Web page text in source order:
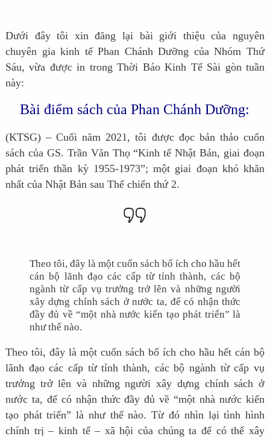
Dưới đây tôi xin đăng lại bài giới thiệu của nguyên
chuyên gia kinh tế Phan Chánh Dưỡng của Nhóm Thứ
Sáu, vừa được in trong Thời Báo Kinh Tế Sài gòn tuần
này:
Bài điểm sách của Phan Chánh Dưỡng:
(KTSG) – Cuối năm 2021, tôi được đọc bản thảo cuốn
sách của GS. Trần Văn Thọ “Kinh tế Nhật Bản, giai đoạn
phát triển thần kỳ 1955-1973”; một giai đoạn khó khăn
nhất của Nhật Bản sau Thế chiến thứ 2.
Theo tôi, đây là một cuốn sách bổ ích cho hầu hết
cán bộ lãnh đạo các cấp từ tỉnh thành, các bộ
ngành từ cấp vụ trưởng trở lên và những người
xây dựng chính sách ở nước ta, để có nhận thức
đầy đủ về “một nhà nước kiến tạo phát triển” là
như thế nào.
Theo tôi, đây là một cuốn sách bổ ích cho hầu hết cán bộ
lãnh đạo các cấp từ tỉnh thành, các bộ ngành từ cấp vụ
trưởng trở lên và những người xây dựng chính sách ở
nước ta, để có nhận thức đầy đủ về “một nhà nước kiến
tạo phát triển” là như thế nào. Từ đó nhìn lại tình hình
chính trị – kinh tế – xã hội của chúng ta để có thể xây